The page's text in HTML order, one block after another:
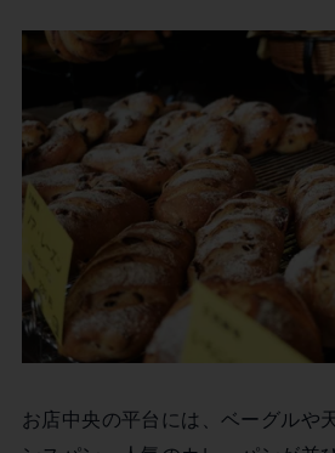
お店中央の平台には、ベーグルや